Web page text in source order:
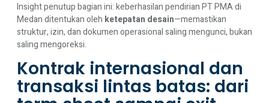
Insight penutup bagian ini: keberhasilan pendirian PT PMA di
Medan ditentukan oleh ketepatan desain—memastikan
struktur, izin, dan dokumen operasional saling mengunci, bukan
saling mengoreksi.
Kontrak internasional dan
transaksi lintas batas: dari